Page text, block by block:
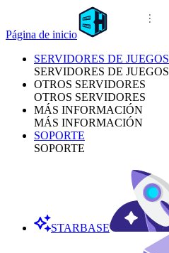
Página de inicio
SERVIDORES DE JUEGOS
SERVIDORES DE JUEGOS
OTROS SERVIDORES
OTROS SERVIDORES
MÁS INFORMACIÓN
MÁS INFORMACIÓN
SOPORTE
SOPORTE
STARBASE